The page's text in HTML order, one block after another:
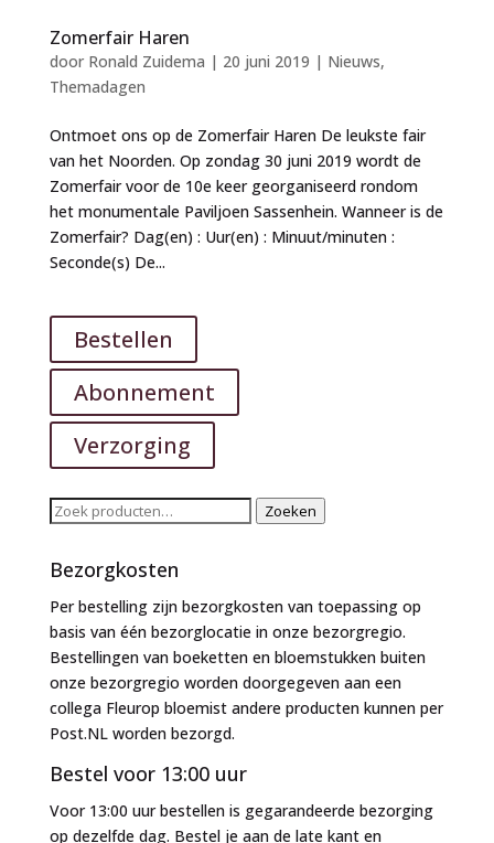
Zomerfair Haren
door Ronald Zuidema | 20 juni 2019 | Nieuws,
Themadagen
Ontmoet ons op de Zomerfair Haren De leukste fair
van het Noorden. Op zondag 30 juni 2019 wordt de
Zomerfair voor de 10e keer georganiseerd rondom
het monumentale Paviljoen Sassenhein. Wanneer is de
Zomerfair? Dag(en) : Uur(en) : Minuut/minuten :
Seconde(s) De...
Bestellen
Abonnement
Verzorging
Zoeken
Zoeken
Bezorgkosten
Per bestelling zijn bezorgkosten van toepassing op
basis van één bezorglocatie in onze bezorgregio.
Bestellingen van boeketten en bloemstukken buiten
onze bezorgregio worden doorgegeven aan een
collega Fleurop bloemist andere producten kunnen per
Post.NL worden bezorgd.
Bestel voor 13:00 uur
Voor 13:00 uur bestellen is gegarandeerde bezorging
op dezelfde dag. Bestel je aan de late kant en